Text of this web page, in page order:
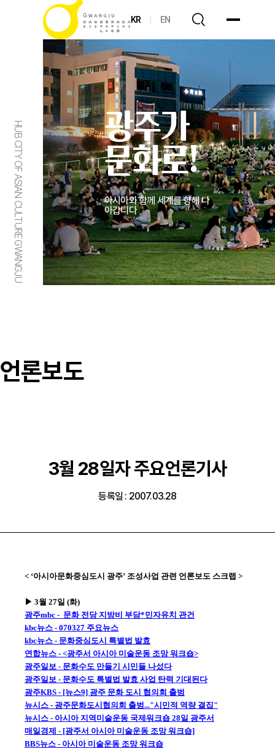
KR EN
HUB CITY OF ASIAN CULTURE GWANGJU
광주가
문화로!
아시아와 함께 세계를 향해 나
아갑니다
언론보도
3월 28일자 주요언론기사
등록일 : 2007.03.28
< ‘아시아문화중심도시 광주’ 조성사업 관련 언론보도 스크랩 >
▶ 3월 27일 (화)
광주mbc - 문화 전당 지방비 부담*민자유치 관건
kbc뉴스 - 070327 주요뉴스
kbc뉴스 - 문화중심도시 특별법 발효
연합뉴스 - <광주서 아시아 미술운동 조망 워크숍>
광주일보 - 문화수도 만들기 시민들 나섰다
광주일보 - 문화수도 특별법 발효 사업 탄력 기대된다
광주KBS - [뉴스9] 광주 문화 도시 협의회 출범
뉴시스 - 광주문화도시협의회 출범..."시민적 역량 결집"
뉴시스 - 아시아 지역미술운동 국제워크숍 28일 광주서
매일경제 - [광주서 아시아 미술운동 조망 워크숍]
BBS뉴스 - 아시아 미술운동 조망 워크숍